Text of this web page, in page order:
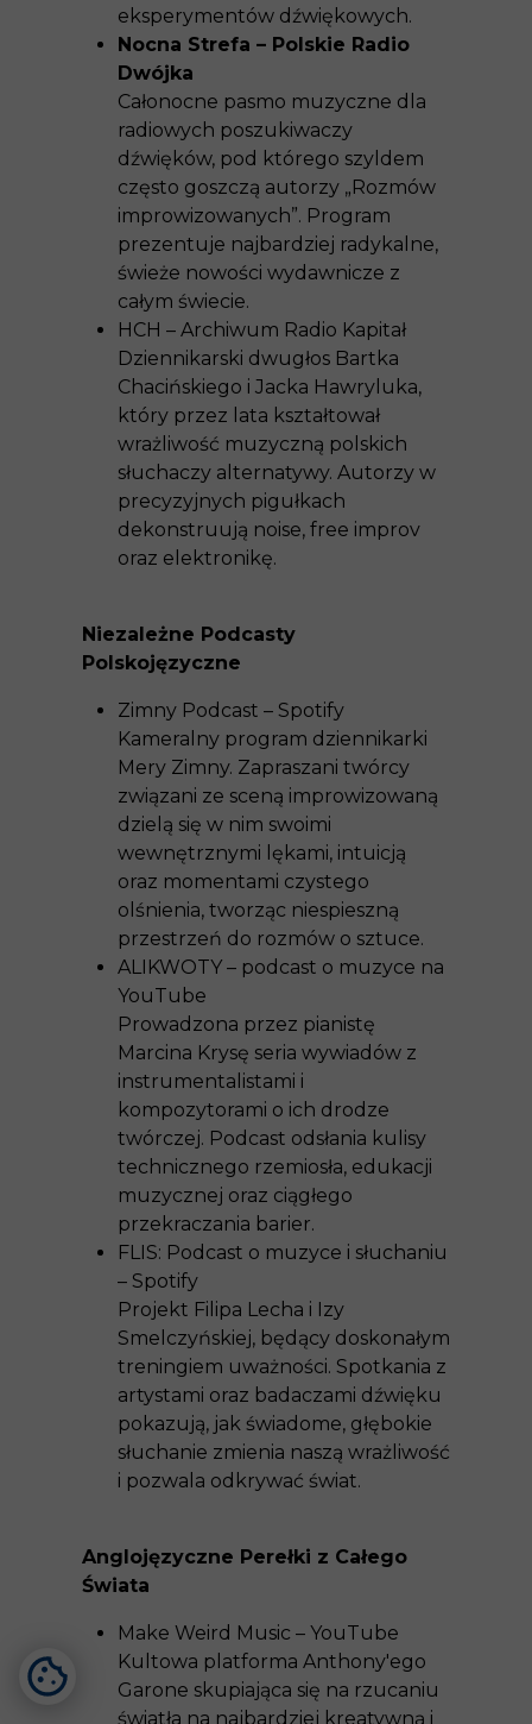
eksperymentów dźwiękowych.
Nocna Strefa – Polskie Radio
Dwójka
Całonocne pasmo muzyczne dla
radiowych poszukiwaczy
dźwięków, pod którego szyldem
często goszczą autorzy „Rozmów
improwizowanych”. Program
prezentuje najbardziej radykalne,
świeże nowości wydawnicze z
całym świecie.
HCH – Archiwum Radio Kapitał
Dziennikarski dwugłos Bartka
Chacińskiego i Jacka Hawryluka,
który przez lata kształtował
wrażliwość muzyczną polskich
słuchaczy alternatywy. Autorzy w
precyzyjnych pigułkach
dekonstruują noise, free improv
oraz elektronikę.
Niezależne Podcasty
Polskojęzyczne
Zimny Podcast – Spotify
Kameralny program dziennikarki
Mery Zimny. Zapraszani twórcy
związani ze sceną improwizowaną
dzielą się w nim swoimi
wewnętrznymi lękami, intuicją
oraz momentami czystego
olśnienia, tworząc niespieszną
przestrzeń do rozmów o sztuce.
ALIKWOTY – podcast o muzyce na
YouTube
Prowadzona przez pianistę
Marcina Krysę seria wywiadów z
instrumentalistami i
kompozytorami o ich drodze
twórczej. Podcast odsłania kulisy
technicznego rzemiosła, edukacji
muzycznej oraz ciągłego
przekraczania barier.
FLIS: Podcast o muzyce i słuchaniu
– Spotify
Projekt Filipa Lecha i Izy
Smelczyńskiej, będący doskonałym
treningiem uważności. Spotkania z
artystami oraz badaczami dźwięku
pokazują, jak świadome, głębokie
słuchanie zmienia naszą wrażliwość
i pozwala odkrywać świat.
Anglojęzyczne Perełki z Całego
Świata
Make Weird Music – YouTube
Kultowa platforma Anthony'ego
Garone skupiająca się na rzucaniu
światła na najbardziej kreatywną i